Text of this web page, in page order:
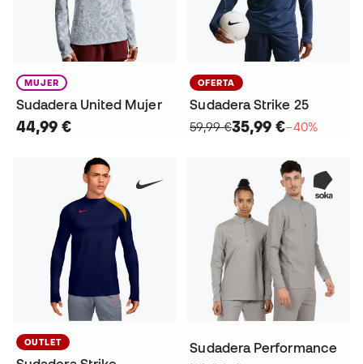
MUJER
Sudadera United Mujer
44,99 €
OFERTA
Sudadera Strike 25
59,99 €35,99 €−40%
OUTLET Sudadera Performance